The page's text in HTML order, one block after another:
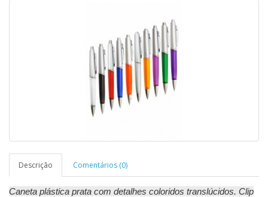
Descrição Comentários (0)
Caneta plástica prata com detalhes coloridos translúcidos. Clip